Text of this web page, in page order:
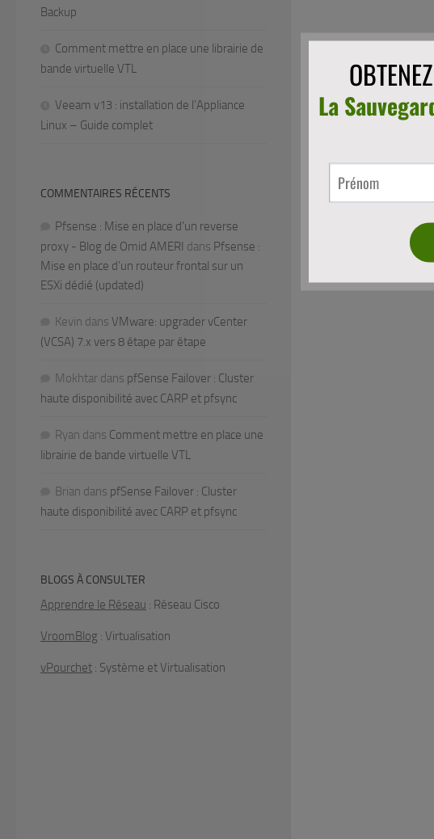
Backup
Comment mettre en place une librairie de
bande virtuelle VTL
Veeam v13 : installation de l’Appliance
Linux – Guide complet
COMMENTAIRES RÉCENTS
Pfsense : Mise en place d’un reverse
proxy - Blog de Omid AMERI dans Pfsense :
Mise en place d’un routeur frontal sur un
ESXi dédié (updated)
Kevin dans VMware: upgrader vCenter
(VCSA) 7.x vers 8 étape par étape
Mokhtar dans pfSense Failover : Cluster
haute disponibilité avec CARP et pfsync
Ryan dans Comment mettre en place une
librairie de bande virtuelle VTL
Brian dans pfSense Failover : Cluster
haute disponibilité avec CARP et pfsync
BLOGS À CONSULTER
Apprendre le Réseau : Réseau Cisco
VroomBlog : Virtualisation
vPourchet : Système et Virtualisation